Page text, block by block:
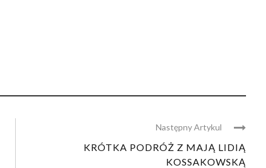
Następny Artykul
KRÓTKA PODRÓŻ Z MAJĄ LIDIĄ
KOSSAKOWSKĄ